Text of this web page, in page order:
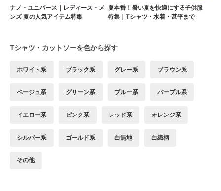
ナノ・ユニバース｜レディース・メ
ンズ 夏の人気アイテム特集
夏本番！暑い夏を快適にする子供服
特集｜Tシャツ・水着・甚平まで
Tシャツ・カットソーを色から探す
ホワイト系 ブラック系 グレー系 ブラウン系
ベージュ系 グリーン系 ブルー系 パープル系
イエロー系 ピンク系 レッド系 オレンジ系
シルバー系 ゴールド系 白無地 白織柄
その他